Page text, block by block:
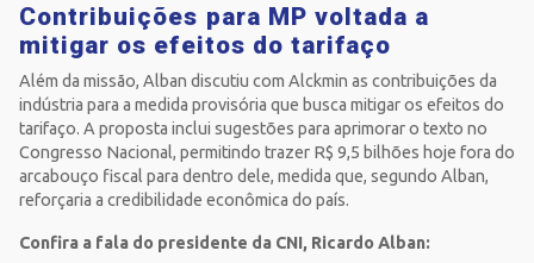
Contribuições para MP voltada a
mitigar os efeitos do tarifaço
Além da missão, Alban discutiu com Alckmin as contribuições da
indústria para a medida provisória que busca mitigar os efeitos do
tarifaço. A proposta inclui sugestões para aprimorar o texto no
Congresso Nacional, permitindo trazer R$ 9,5 bilhões hoje fora do
arcabouço fiscal para dentro dele, medida que, segundo Alban,
reforçaria a credibilidade econômica do país.
Confira a fala do presidente da CNI, Ricardo Alban: